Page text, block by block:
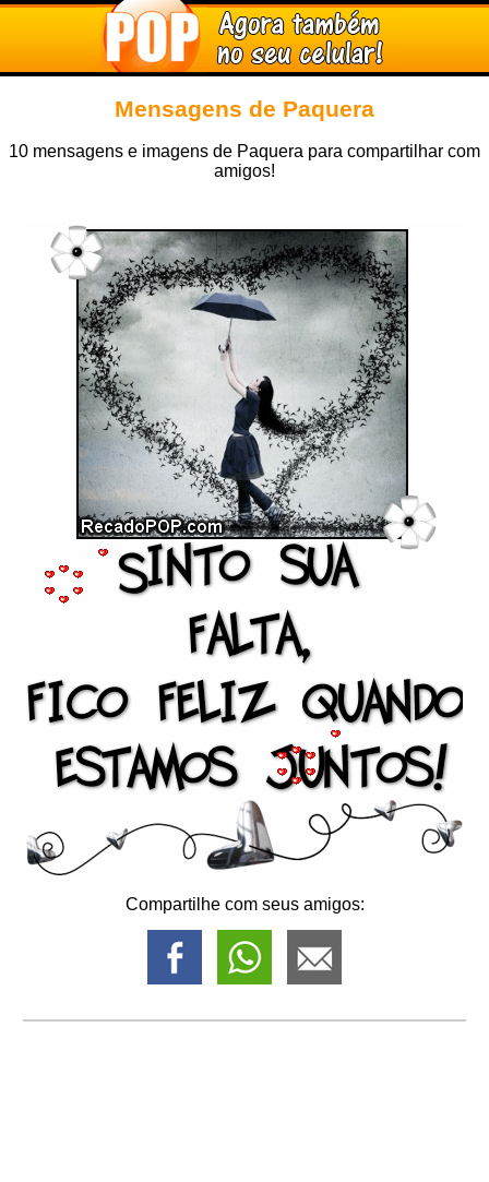
Mensagens de Paquera
10 mensagens e imagens de Paquera para compartilhar com
amigos!
Compartilhe com seus amigos: